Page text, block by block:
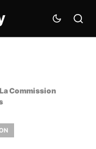
Commission